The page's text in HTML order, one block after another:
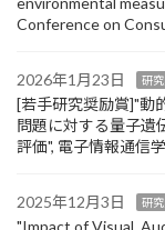
Conference on
2026年1月23日 研
[若手研究奨励賞]"動
問題に対する量子遺
評価", 電子情報通信
2025年12月3日 研